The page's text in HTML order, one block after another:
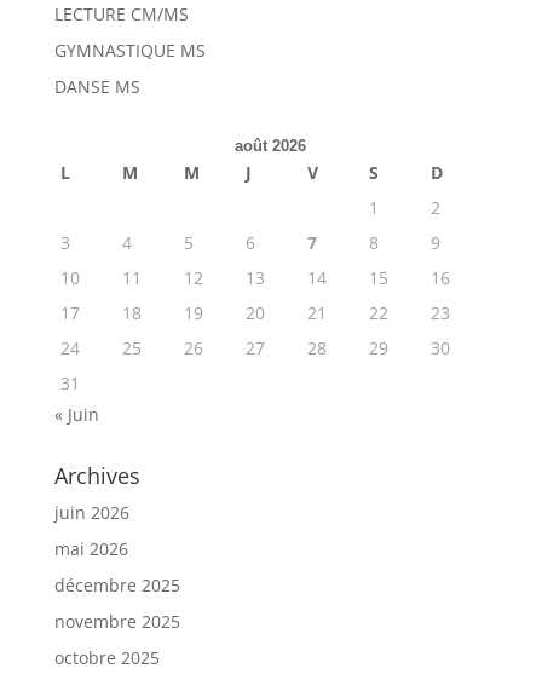
LECTURE CM/MS
GYMNASTIQUE MS
DANSE MS
août 2026
L M M J V S
D
1
2
3
4 5 6 7 8
9
10
11 12 13 14 15
16
17
18 19 20 21 22
23
24
25 26 27 28 29
30
31
« Juin
Archives
juin 2026
mai 2026
décembre 2025
novembre 2025
octobre 2025